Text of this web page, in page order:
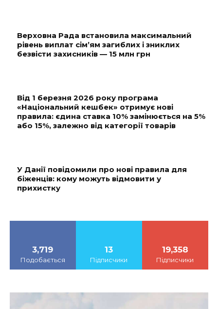
Верховна Рада встановила максимальний
рівень виплат сім’ям загиблих і зниклих
безвісти захисників — 15 млн грн
Від 1 березня 2026 року програма
«Національний кешбек» отримує нові
правила: єдина ставка 10% замінюється на 5%
або 15%, залежно від категорії товарів
У Данії повідомили про нові правила для
біженців: кому можуть відмовити у
прихистку
3,719
Подобається
13
Підписчики
19,358
Підписчики